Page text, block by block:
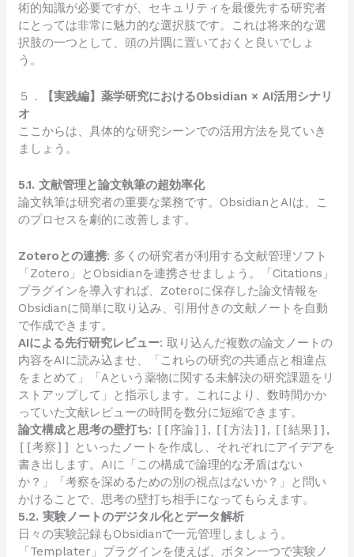
術的知識が必要ですが、セキュリティを最優先する研究者
にとっては非常に魅力的な選択肢です。これは将来的な選
択肢の一つとして、頭の片隅に置いておくと良いでしょ
う。
５．
【実践編】薬学研究におけるObsidian × AI活用シナリ
オ
ここからは、具体的な研究シーンでの活用方法を見ていき
ましょう。
5.1. 文献管理と論文執筆の超効率化
論文執筆は研究者の重要な業務です。ObsidianとAIは、こ
のプロセスを劇的に改善します。
Zoteroとの連携: 多くの研究者が利用する文献管理ソフト
「Zotero」とObsidianを連携させましょう。「Citations」
プラグインを導入すれば、Zoteroに保存した論文情報を
Obsidianに簡単に取り込み、引用付きの文献ノートを自動
で作成できます。
AIによる先行研究レビュー: 取り込んだ複数の論文ノートの
内容をAIに読み込ませ、「これらの研究の共通点と相違点
をまとめて」「Aという薬物に関する未解決の研究課題をリ
ストアップして」と指示します。これにより、数時間かか
っていた文献レビューの時間を数分に短縮できます。
論文構成と思考の壁打ち: [[序論]] , [[方法]] , [[結果]] ,
[[考察]] といったノートを作成し、それぞれにアイデアを
書き出します。AIに「この構成で論理的な矛盾はない
か？」「考察を深めるための別の視点はないか？」と問い
かけることで、思考の壁打ち相手になってもらえます。
5.2. 実験ノートのデジタル化とデータ解析
日々の実験記録もObsidianで一元管理しましょう。
「Templater」プラグインを使えば、ボタン一つで実験ノ